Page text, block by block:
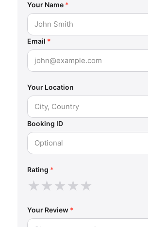
Your Name *
Email *
Your Location
Booking ID
Rating *
★★★★★
Your Review *